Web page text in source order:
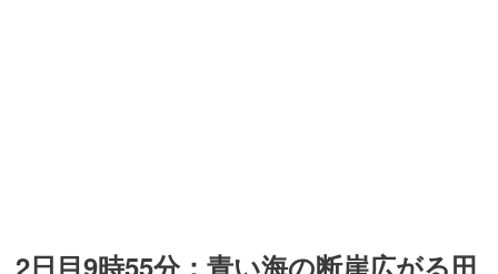
2日目9時55分：青い海の断崖広がる田